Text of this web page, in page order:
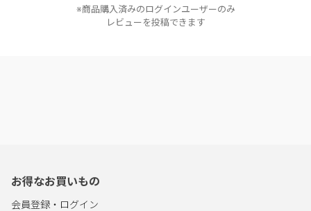
※商品購入済みのログインユーザーのみ
レビューを投稿できます
お得なお買いもの
会員登録・ログイン